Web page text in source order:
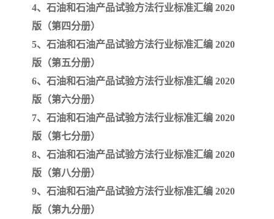
4、石油和石油产品试验方法行业标准汇编 2020
版（第四分册）
5、石油和石油产品试验方法行业标准汇编 2020
版（第五分册）
6、石油和石油产品试验方法行业标准汇编 2020
版（第六分册）
7、石油和石油产品试验方法行业标准汇编 2020
版（第七分册）
8、石油和石油产品试验方法行业标准汇编 2020
版（第八分册）
9、石油和石油产品试验方法行业标准汇编 2020
版（第九分册）
云南省建设工程预算定额
陕西省水利工程概预算定
冶金工业建设工程概算定 河北省建设工程消耗量定
额
天津建设工程预算定额 20kv及以下配电网工程预
算定额
广东省水利水电概预算定 全国消耗量工程定额
四川省清单计价定额